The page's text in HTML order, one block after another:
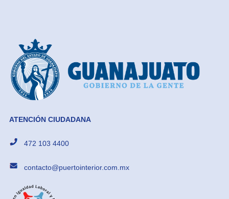
ATENCIÓN CIUDADANA
472 103 4400
contacto@puertointerior.com.mx